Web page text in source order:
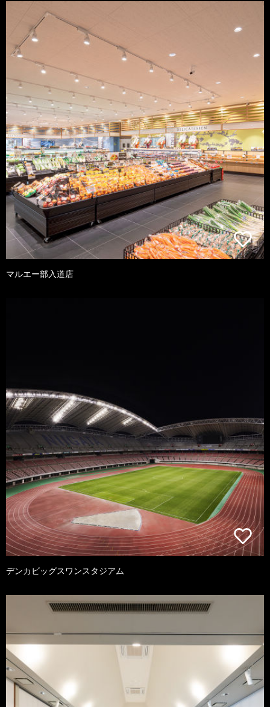
マルエー部入道店
デンカビッグスワンスタジアム